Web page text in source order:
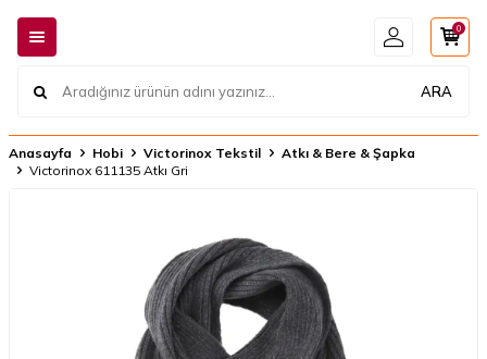
ARA
0
Anasayfa Hobi Victorinox Tekstil
Atkı & Bere & Şapka
Victorinox 611135 Atkı Gri